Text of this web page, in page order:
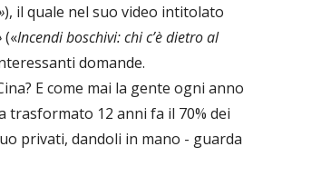
), il quale nel suo video intitolato
(«Incendi boschivi: chi c’è dietro al
domande.
E come mai la gente ogni anno
trasformato 12 anni fa il 70% dei
privati, dandoli in mano - guarda